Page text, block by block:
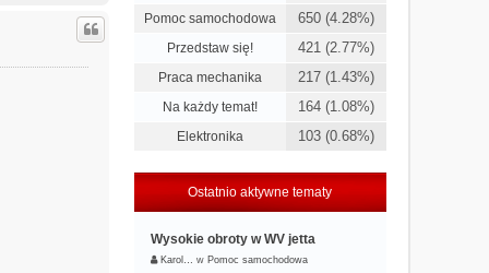
g
r
Pomoc samochodowa
650 (4.28%)
Przedstaw się! 421 (2.77%)
Praca mechanika 217 (1.43%)
Na każdy temat! 164 (1.08%)
Elektronika 103 (0.68%)
Ostatnio aktywne tematy
Wysokie obroty w WV jetta
Karol… w Pomoc samochodowa